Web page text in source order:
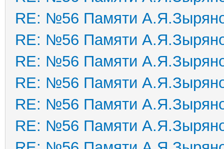
RE: №56 Памяти
RE: №56 Памяти
RE: №56 Памяти
RE: №56 Памяти
RE: №56 Памяти
RE: №56 Памяти